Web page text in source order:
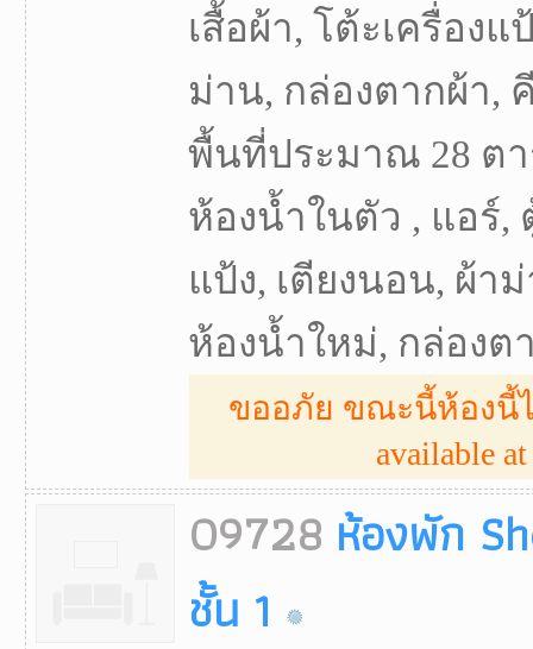
เสื้อผ้า, โต้ะเครื่องแ
ม่าน, กล่องตากผ้า,
พื้นที่ประมาณ 28 ตา
ห้องน้ำในตัว , แอร์,
แป้ง, เตียงนอน, ผ้า
ห้องน้ำใหม่, กล่องต
ขออภัย ขณะนี้ห้องนี้ไ
available
09728 ห้องพัก
ชั้น 1